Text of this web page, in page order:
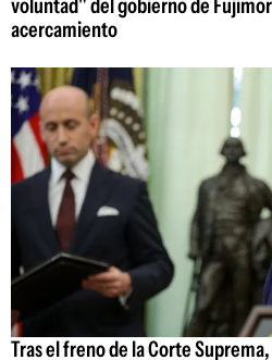
voluntad" del gobierno de
acercamiento
Tras el freno de la Corte